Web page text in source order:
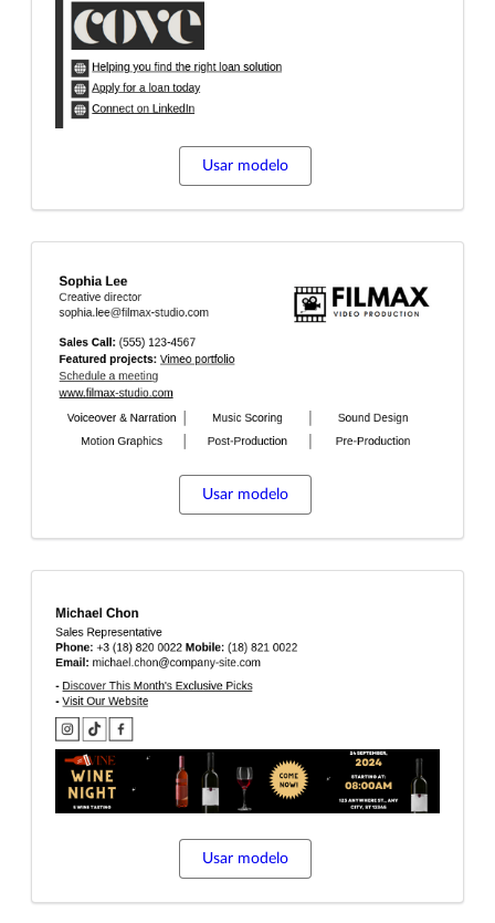
Usar modelo
Usar modelo
Usar modelo